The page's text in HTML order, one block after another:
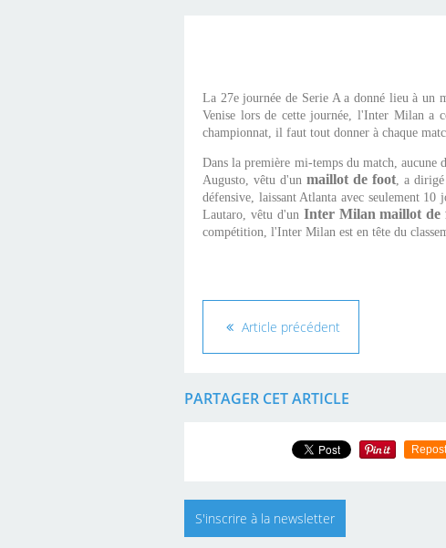
La 27e journée de Serie A a donné lieu à
Venise lors de cette journée, l'Inter Milan a
championnat, il faut tout donner à chaque
Dans la première mi-temps du match, aucune
Augusto, vêtu d'un maillot de foot, a dirigé
défensive, laissant Atlanta avec seulement
Lautaro, vêtu d'un Inter Milan maillot de
compétition, l'Inter Milan est en tête du
Article précédent
PARTAGER CET ARTICLE
Repost
S'inscrire à la newsletter